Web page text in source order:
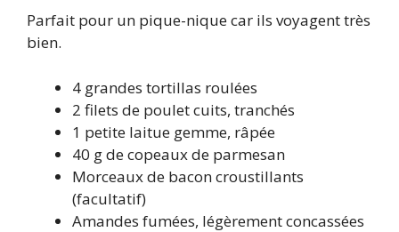
Parfait pour un pique-nique car ils voyagent très
bien.
4 grandes tortillas roulées
2 filets de poulet cuits, tranchés
1 petite laitue gemme, râpée
40 g de copeaux de parmesan
Morceaux de bacon croustillants
(facultatif)
Amandes fumées, légèrement concassées